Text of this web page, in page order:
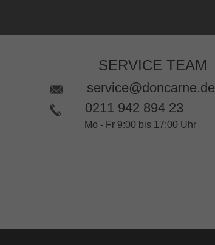
SERVICE TEAM
service@doncarne.de
0211 942 894 23
Mo - Fr 9:00 bis 17:00 Uhr